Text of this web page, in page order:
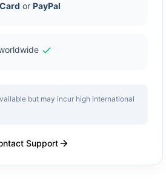
or PayPal
but may incur high international
Support